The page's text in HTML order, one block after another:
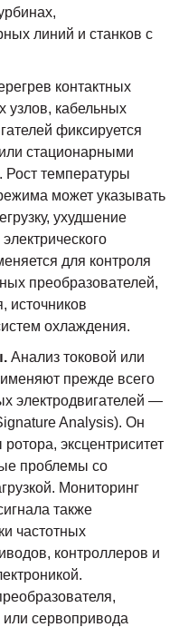
линий и станков с
контактных
узлов, кабельных
фиксируется
стационарными
температуры
может указывать
ухудшение
для контроля
преобразователей,
источников
охлаждения.
Анализ токовой или
прежде всего
электродвигателей —
Analysis). Он
эксцентриситет
проблемы со
Мониторинг
также
частотных
контроллеров и
или сервопривода